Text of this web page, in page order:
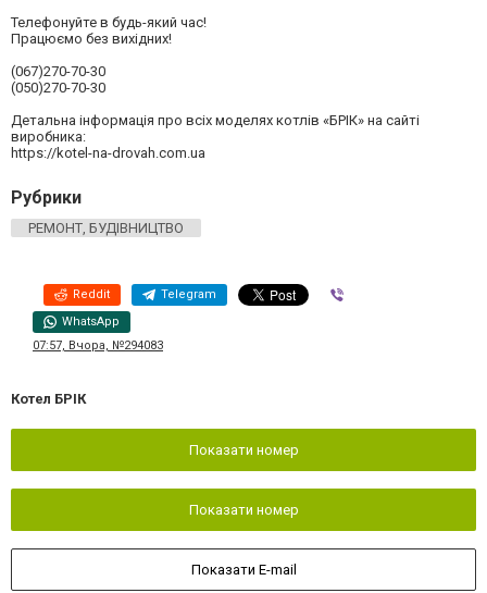
Телефонуйте в будь-який час!
Працюємо без вихідних!
(067)270-70-30
(050)270-70-30
Детальна інформація про всіх моделях котлів «БРІК» на сайті
виробника:
https://kotel-na-drovah.com.ua
Рубрики
РЕМОНТ, БУДІВНИЦТВО
Reddit Telegram
WhatsApp
07:57, Вчора, №294083
Котел БРІК
Показати номер
Показати номер
Показати E-mail